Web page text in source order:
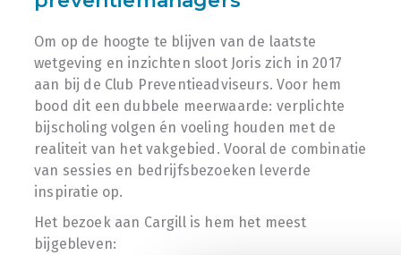
Om op de hoogte te blijven van de laatste
wetgeving en inzichten sloot Joris zich in 2017
aan bij de Club Preventieadviseurs. Voor hem
bood dit een dubbele meerwaarde: verplichte
bijscholing volgen én voeling houden met de
realiteit van het vakgebied. Vooral de combinatie
van sessies en bedrijfsbezoeken leverde
inspiratie op.
Het bezoek aan Cargill is hem het meest
bijgebleven: